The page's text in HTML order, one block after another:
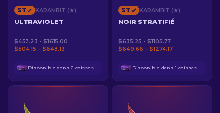
ST KARAMBIT (★)
ULTRAVIOLET
$453.23 - $1615.00
$504.15 – $648.13
Disponible dans 2 caisses
ST KARAMBIT (★)
NOIR STRATIFIÉ
$635.25 - $1105.77
$649.66 – $1274.17
Disponible dans 1 caisses